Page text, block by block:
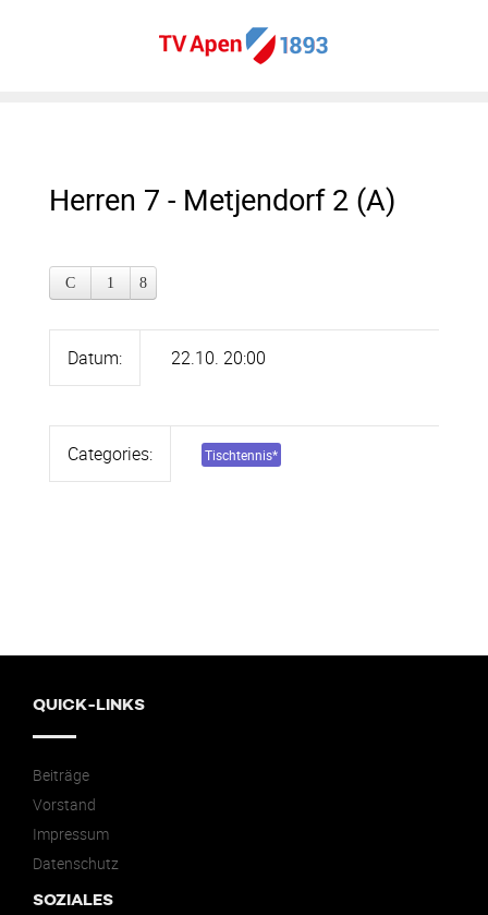
Herren 7 - Metjendorf 2 (A)
Datum: 22.10. 20:00
Categories: Tischtennis*
QUICK-LINKS
Beiträge
Vorstand
Impressum
Datenschutz
SOZIALES